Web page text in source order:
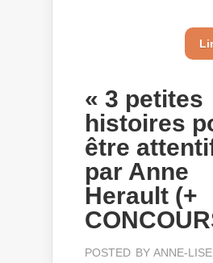
« 3 petites
histoires
être
par Anne
Herault (+
POSTED BYANNE-